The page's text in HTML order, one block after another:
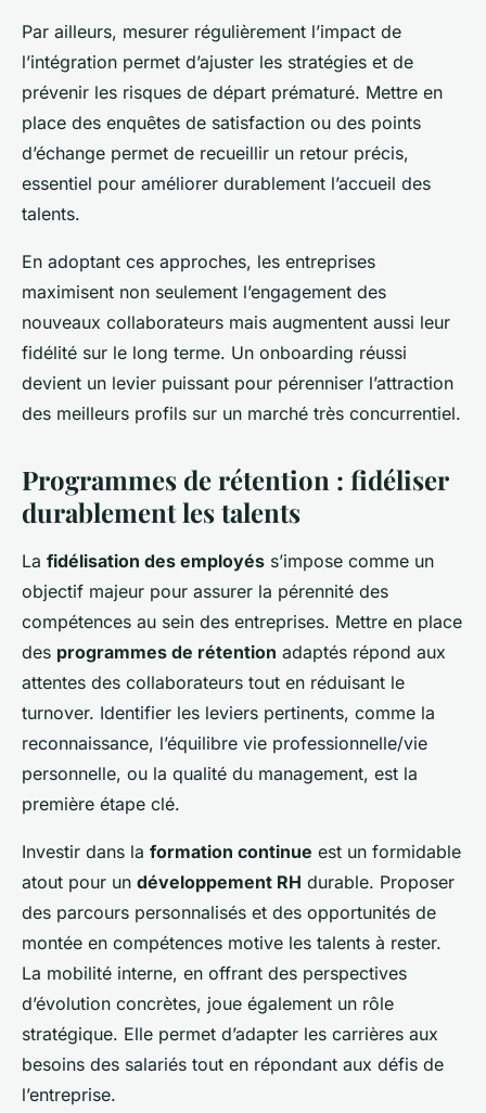
Par ailleurs, mesurer régulièrement l’impact de
l’intégration permet d’ajuster les stratégies et de
prévenir les risques de départ prématuré. Mettre en
place des enquêtes de satisfaction ou des points
d’échange permet de recueillir un retour précis,
essentiel pour améliorer durablement l’accueil des
talents.
En adoptant ces approches, les entreprises
maximisent non seulement l’engagement des
nouveaux collaborateurs mais augmentent aussi leur
fidélité sur le long terme. Un onboarding réussi
devient un levier puissant pour pérenniser l’attraction
des meilleurs profils sur un marché très concurrentiel.
Programmes de rétention : fidéliser
durablement les talents
La fidélisation des employés s’impose comme un
objectif majeur pour assurer la pérennité des
compétences au sein des entreprises. Mettre en place
des programmes de rétention adaptés répond aux
attentes des collaborateurs tout en réduisant le
turnover. Identifier les leviers pertinents, comme la
reconnaissance, l’équilibre vie professionnelle/vie
personnelle, ou la qualité du management, est la
première étape clé.
Investir dans la formation continue est un formidable
atout pour un développement RH durable. Proposer
des parcours personnalisés et des opportunités de
montée en compétences motive les talents à rester.
La mobilité interne, en offrant des perspectives
d’évolution concrètes, joue également un rôle
stratégique. Elle permet d’adapter les carrières aux
besoins des salariés tout en répondant aux défis de
l’entreprise.